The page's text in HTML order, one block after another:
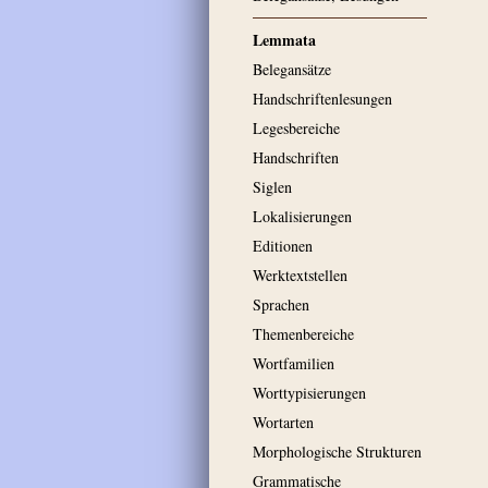
Lemmata
Belegansätze
Handschriftenlesungen
Legesbereiche
Handschriften
Siglen
Lokalisierungen
Editionen
Werktextstellen
Sprachen
Themenbereiche
Wortfamilien
Worttypisierungen
Wortarten
Morphologische Strukturen
Grammatische